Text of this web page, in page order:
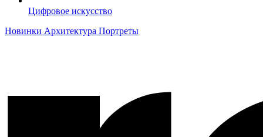
Цифровое искусство
Новинки Архитектура Портреты